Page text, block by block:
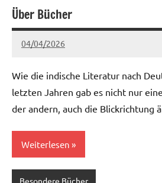
Über Bücher
04/04/2026
Ria
Keine
Wie die indische Literatur nach
letzten Jahren gab es nicht nur
der andern, auch die Blickrichtung
Weiterlesen
Besondere Bücher